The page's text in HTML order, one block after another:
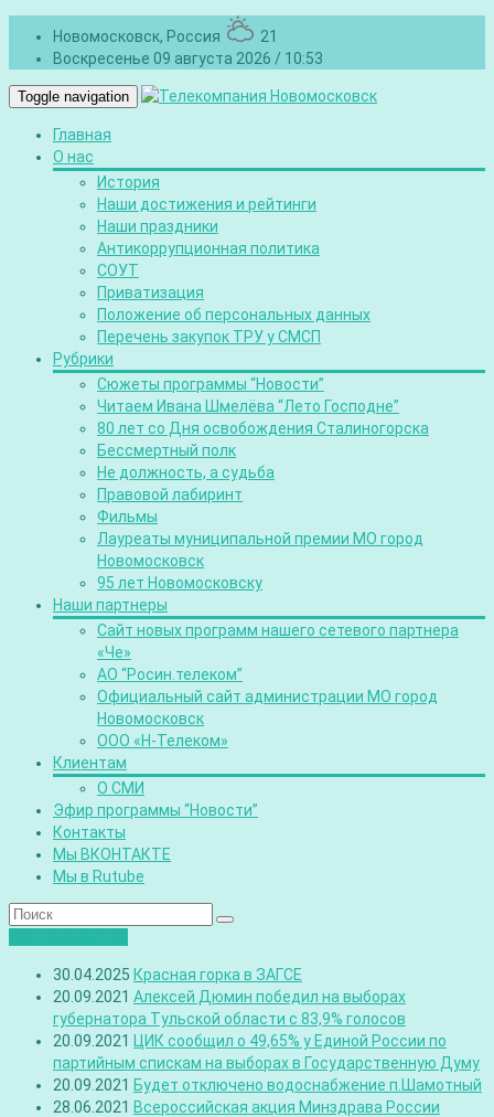
Новомосковск, Россия
21
Воскресенье 09 августа 2026 / 10:53
Toggle navigation
Главная
О нас
История
Наши достижения и рейтинги
Наши праздники
Антикоррупционная политика
СОУТ
Приватизация
Положение об персональных данных
Перечень закупок ТРУ у СМСП
Рубрики
Сюжеты программы “Новости”
Читаем Ивана Шмелёва “Лето Господне”
80 лет со Дня освобождения Сталиногорска
Бессмертный полк
Не должность, а судьба
Правовой лабиринт
Фильмы
Лауреаты муниципальной премии МО город
Новомосковск
95 лет Новомосковску
Наши партнеры
Сайт новых программ нашего сетевого партнера
«Че»
АО “Росин.телеком”
Официальный сайт администрации МО город
Новомосковск
ООО «Н-Телеком»
Клиентам
О СМИ
Эфир программы “Новости”
Контакты
Мы ВКОНТАКТЕ
Мы в Rutube
30.04.2025 Красная горка в ЗАГСЕ
20.09.2021 Алексей Дюмин победил на выборах
губернатора Тульской области с 83,9% голосов
20.09.2021 ЦИК сообщил о 49,65% у Единой России по
партийным спискам на выборах в Государственную Думу
20.09.2021 Будет отключено водоснабжение п.Шамотный
28.06.2021 Всероссийская акция Минздрава России